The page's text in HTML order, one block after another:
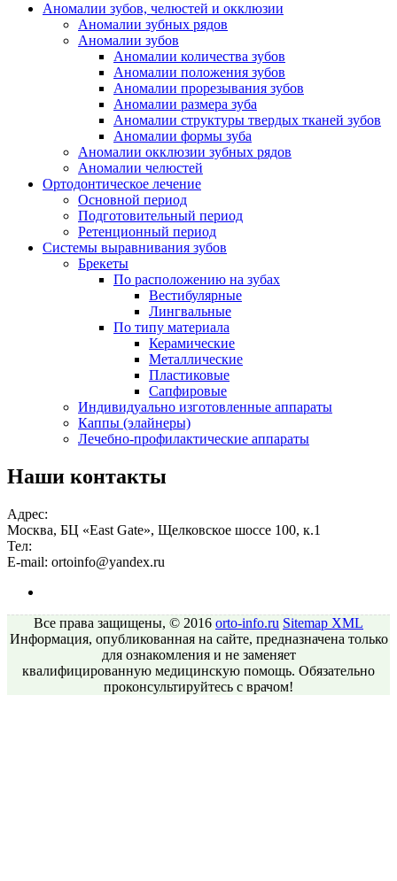
Аномалии зубов, челюстей и окклюзии
Аномалии зубных рядов
Аномалии зубов
Аномалии количества зубов
Аномалии положения зубов
Аномалии прорезывания зубов
Аномалии размера зуба
Аномалии структуры твердых тканей зубов
Аномалии формы зуба
Аномалии окклюзии зубных рядов
Аномалии челюстей
Ортодонтическое лечение
Основной период
Подготовительный период
Ретенционный период
Системы выравнивания зубов
Брекеты
По расположению на зубах
Вестибулярные
Лингвальные
По типу материала
Керамические
Металлические
Пластиковые
Сапфировые
Индивидуально изготовленные аппараты
Каппы (элайнеры)
Лечебно-профилактические аппараты
Наши контакты
Адрес:
Москва, БЦ «East Gate», Щелковское шоссе 100, к.1
Тел:
E-mail: ortoinfo@yandex.ru
Все права защищены, © 2016 orto-info.ru Sitemap XML
Информация, опубликованная на сайте, предназначена только
для ознакомления и не заменяет
квалифицированную медицинскую помощь. Обязательно
проконсультируйтесь с врачом!